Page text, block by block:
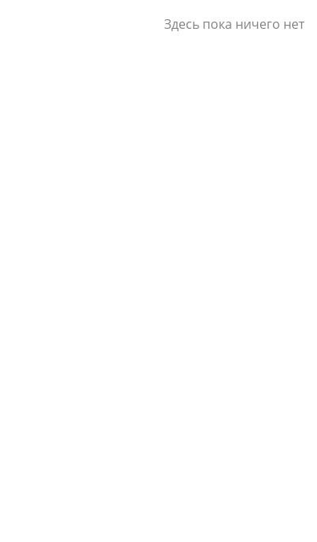
Здесь пока ничего нет